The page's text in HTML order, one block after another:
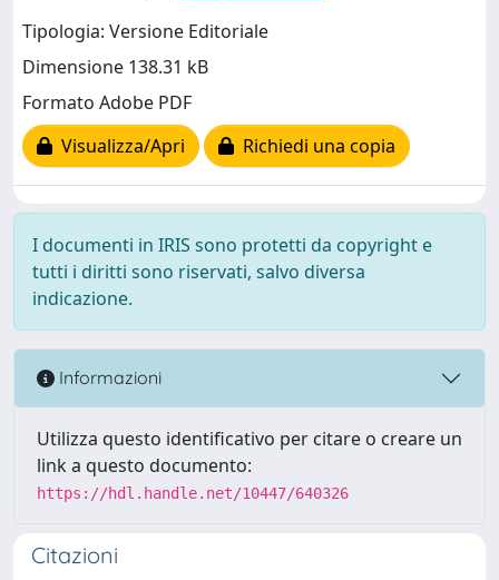
Tipologia: Versione Editoriale
Dimensione 138.31 kB
Formato Adobe PDF
Visualizza/Apri
Richiedi una copia
I documenti in IRIS sono protetti da copyright e
tutti i diritti sono riservati, salvo diversa
indicazione.
Informazioni
Utilizza questo identificativo per citare o creare un
link a questo documento:
https://hdl.handle.net/10447/640326
Citazioni